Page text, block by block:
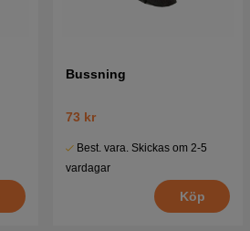
Bussning
73 kr
Best. vara. Skickas om 2-5
vardagar
Köp